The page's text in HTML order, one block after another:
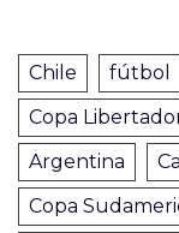
Chile fútbol
Copa
Argentina
Copa